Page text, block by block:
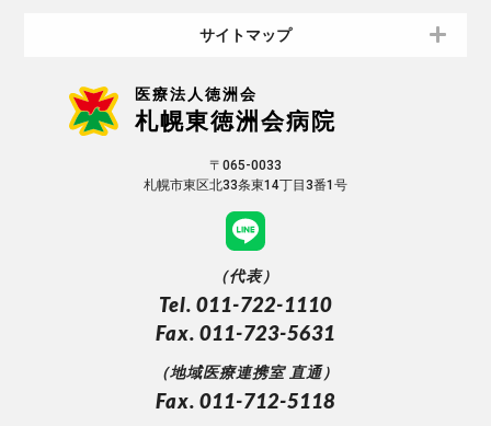
サイトマップ
医療法人徳洲会
札幌東徳洲会病院
〒065-0033
札幌市東区北33条東14丁目3番1号
（代表）
Tel. 011-722-1110
Fax. 011-723-5631
（地域医療連携室 直通）
Fax. 011-712-5118